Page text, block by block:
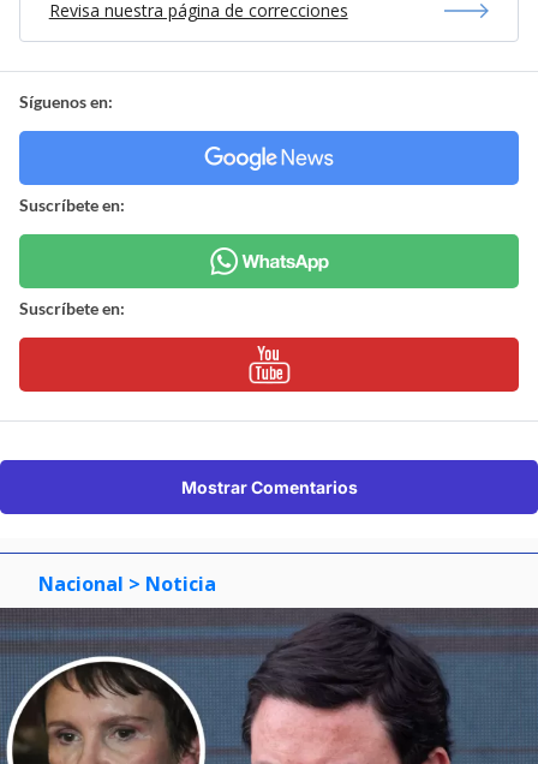
Revisa nuestra página de correcciones
Síguenos en:
Suscríbete en:
Suscríbete en:
Mostrar Comentarios
Nacional > Noticia